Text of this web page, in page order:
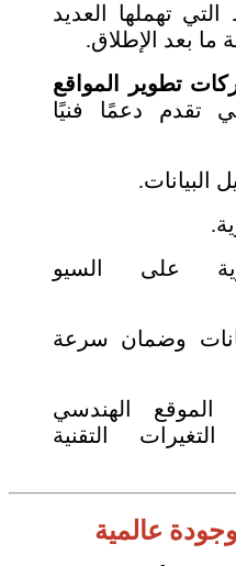
تهملها العديد
بعد الإطلاق.
تطوير المواقع
تقدم دعمًا فنيًا
البيانات.
على السيو
وضمان سرعة
الموقع الهندسي
التقنية
عالمية